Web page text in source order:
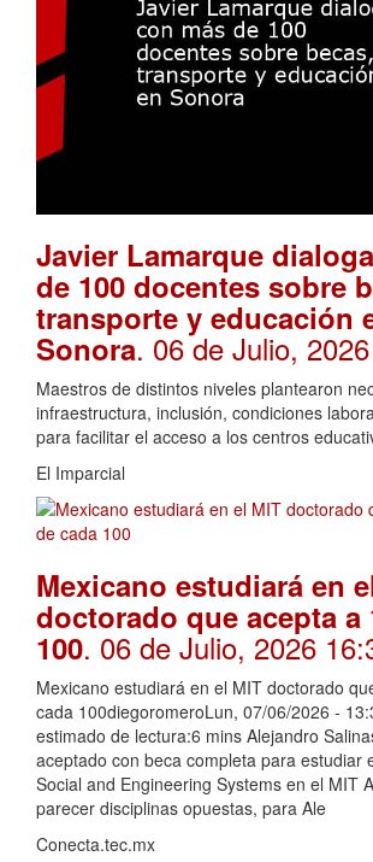
Javier Lamarque
de 100 docentes sobre
transporte y educación
Sonora. 06 de Julio,
Maestros de distintos niveles plantearon
infraestructura, inclusión, condiciones
para facilitar el acceso a los centros
El Imparcial
Mexicano estudiará en
doctorado que acepta a
100. 06 de Julio, 2026
Mexicano estudiará en el MIT doctorado
cada 100diegoromeroLun, 07/06/2026 -
estimado de lectura:6 mins Alejandro
aceptado con beca completa para estudiar
Social and Engineering Systems en el MIT
parecer disciplinas opuestas, para Ale
Conecta.tec.mx